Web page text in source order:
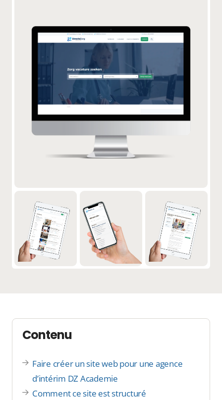
Contenu
Faire créer un site web pour une agence
d’intérim DZ Academie
Comment ce site est structuré